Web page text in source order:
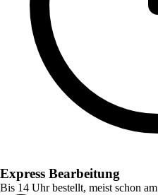
Express Bearbeitung
Bis 14 Uhr bestellt, meist schon am